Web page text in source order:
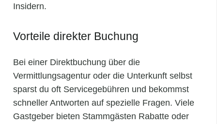
Insidern.
Vorteile direkter Buchung
Bei einer Direktbuchung über die
Vermittlungsagentur oder die Unterkunft selbst
sparst du oft Servicegebühren und bekommst
schneller Antworten auf spezielle Fragen. Viele
Gastgeber bieten Stammgästen Rabatte oder